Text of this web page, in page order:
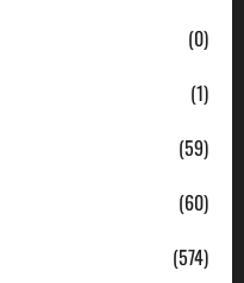
(0)
(1)
(59)
(60)
(574)